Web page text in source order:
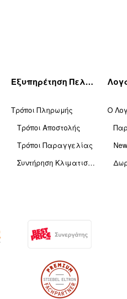
Εξυπηρέτηση Πελατών
Τρόποι Πληρωμής
Τρόποι Αποστολής
Τρόποι Παραγγελίας
Συντήρηση Κλιματιστικών
Ο